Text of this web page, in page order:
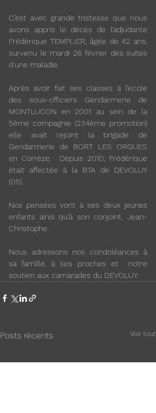
C’est avec grande tristesse que nous
avons appris le décès de l’adjudante
Frédérique TEMPLIER, âgée de 42 ans,
survenu le mardi 26 février des suites
d’une maladie.
Après avoir fait ses classes à l’école
des sous-officiers Gendarmerie de
MONTLUCON en 2001 au sein de la
5ème compagnie (234ème promotion)
elle avait rejoint la brigade de
Gendarmerie de BORT LES ORGUES
en Corrèze.  Depuis 2010, Frédérique
était affectée à la BTA de DEVOLUY
(05).
Nos pensées vont à ses deux jeunes
enfants ainsi qu’à son conjoint, Jean-
Christophe.
Nous adressons nos condoléances à
sa famille, à ses proches et  notre
soutien aux camarades du DEVOLUY.
Posts récents Voir tout